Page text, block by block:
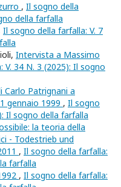
, Il sogno della
della farfalla
Il sogno della farfalla: V. 7
Intervista a Massimo
34 N. 3 (2025): Il sogno
Carlo Patrignani a
gennaio 1999 , Il sogno
Il sogno della farfalla
la teoria della
- Todestrieb und
, Il sogno della farfalla:
farfalla
, Il sogno della farfalla: